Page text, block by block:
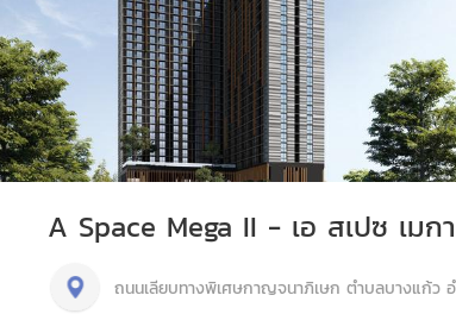
A Space Mega II - เอ สเปซ เมก
ถนนเลียบทางพิเศษกาญจนาภิเษก ตำบลบางแก้ว